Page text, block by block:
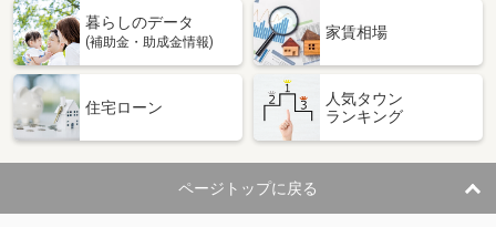
暮らしのデータ
(補助金・助成金情報)
家賃相場
住宅ローン
人気タウン
ランキング
ページトップに戻る